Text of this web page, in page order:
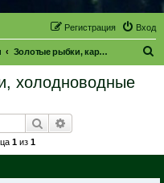
Вход
Регистрация
Золотые рыбки, карпы кои, холодноводные виды
холодноводные
Поиск
1из 1